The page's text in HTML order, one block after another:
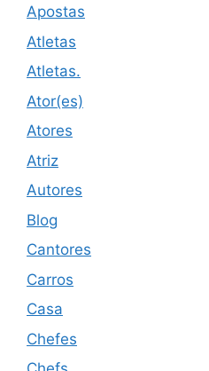
Apostas
Atletas
Atletas.
Ator(es)
Atores
Atriz
Autores
Blog
Cantores
Carros
Casa
Chefes